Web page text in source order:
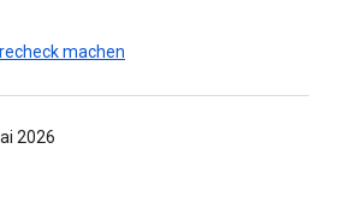
machen
2026